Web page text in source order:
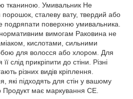
тканиною. Умивальник Не
порошок, сталеву вату, твердий або
подряпати поверхню умивальника.
нормативним вимогам Раковина не
кислотами, сильними
для волосся або хлором. Для
слід прикріпити до стіни. Різні
різних видів кріплення.
які підходять для стін у вашому
має маркування CE.